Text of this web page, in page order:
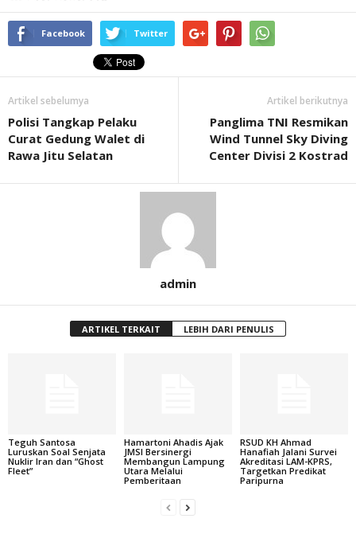
Facebook Twitter
Artikel sebelumya
Polisi Tangkap Pelaku
Curat Gedung Walet di
Rawa Jitu Selatan
Artikel berikutnya
Panglima TNI Resmikan
Wind Tunnel Sky Diving
Center Divisi 2 Kostrad
admin
ARTIKEL TERKAIT LEBIH DARI PENULIS
Teguh Santosa
Luruskan Soal Senjata
Nuklir Iran dan “Ghost
Fleet”
Hamartoni Ahadis Ajak
JMSI Bersinergi
Membangun Lampung
Utara Melalui
Pemberitaan
RSUD KH Ahmad
Hanafiah Jalani Survei
Akreditasi LAM-KPRS,
Targetkan Predikat
Paripurna